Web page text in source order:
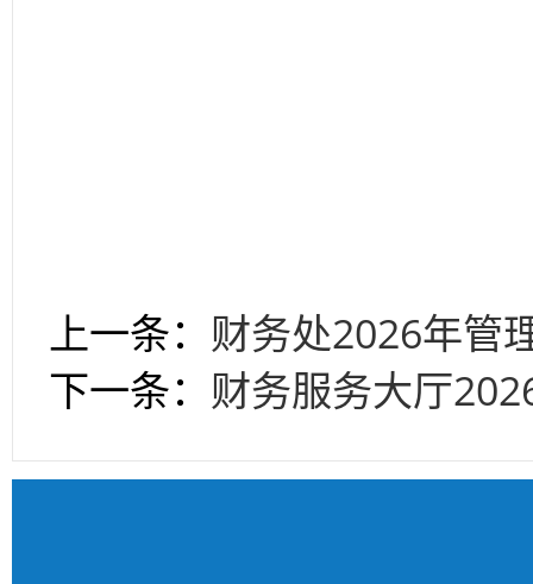
上一条： 财务处2026年管
下一条： 财务服务大厅